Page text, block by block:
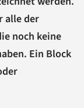
alle der
noch keine
Ein Block